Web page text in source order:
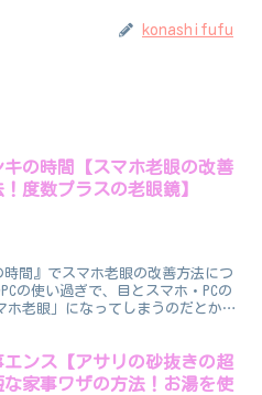
konashifufu
キの時間【スマホ老眼の改善
！度数プラスの老眼鏡】
間』でスマホ老眼の改善方法につ
の使い過ぎで、目とスマホ・PCの
老眼」になってしまうのだとか！
エンス【アサリの砂抜きの超
な家事ワザの方法！お湯を使